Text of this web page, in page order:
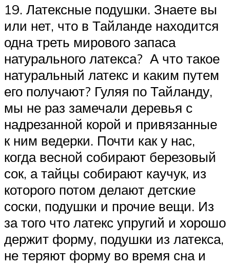
19. Латексные подушки. Знаете вы
или нет, что в Тайланде находится
одна треть мирового запаса
натурального латекса? А что такое
натуральный латекс и каким путем
его получают? Гуляя по Тайланду,
мы не раз замечали деревья с
надрезанной корой и привязанные
к ним ведерки. Почти как у нас,
когда весной собирают березовый
сок, а тайцы собирают каучук, из
которого потом делают детские
соски, подушки и прочие вещи. Из
за того что латекс упругий и хорошо
держит форму, подушки из латекса,
не теряют форму во время сна и